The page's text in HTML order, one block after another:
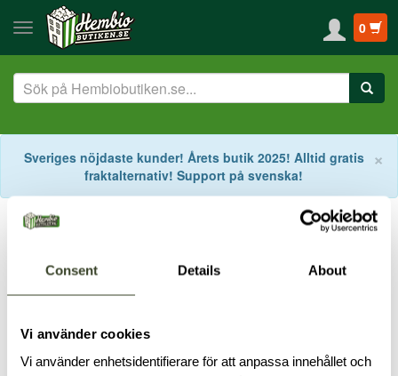
Consent Details About
Vi använder cookies
Vi använder enhetsidentifierare för att anpassa innehållet och
0
×
Sveriges nöjdaste kunder! Årets butik 2025! Alltid gratis
fraktalternativ! Support på svenska!
Start Taggar
Högtalaranslutning
En högtalare kan ha flera olika ingångar.
Bi-wire Single-wire